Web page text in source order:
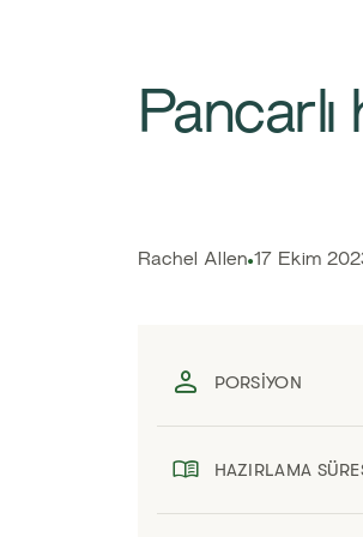
Pancarlı
​​Rachel Allen​ 17 Ekim
PORSIYON
HAZIRLAMA